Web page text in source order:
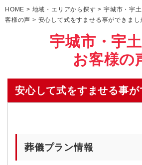
HOME > 地域・エリアから探す >宇城市・宇
客様の声 > 安心して式をすませる事ができまし
宇城市・宇
お客様の
安心して式をすませる事が
葬儀プラン情報